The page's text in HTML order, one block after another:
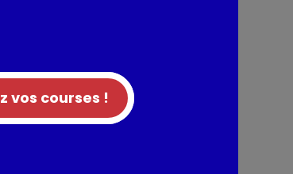
de terre, échalote, oignon,
ail déshydraté,
vos courses !